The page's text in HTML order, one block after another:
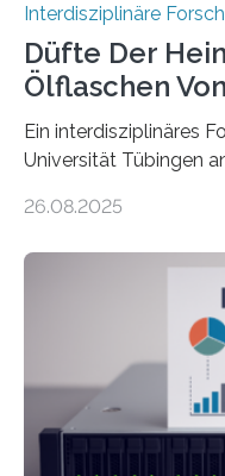
Interdisziplinäre
Düfte Der
Ölflaschen
Ein interdisziplinäres
Universität Tübingen
aus der phönizischen
immaterielle
Rolle von Düften für
Erinnerungskultur
im Mittelmeerraum
ein interdisziplinäres
Analyse der
51 keramischen
26.08.2025